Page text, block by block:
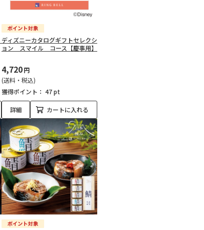
ディズニーカタログギフトセレクシ
ョン スマイル コース【慶事用】
4,720円
(送料・税込)
獲得ポイント： 47 pt
詳細 カートに入れる